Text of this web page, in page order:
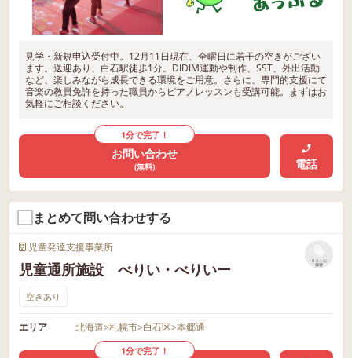
見学・新規申込受付中。12月11日現在、全曜日に若干の空きがござい
ます。送迎あり、白石駅徒歩1分。DIDIM運動や制作、SST、外出活動
など、楽しみながら成長できる環境をご用意。さらに、専門的支援にて
音楽の教員免許を持った職員からピアノレッスンも受講可能。まずはお
気軽にご相談ください。
1分で完了！
お問い合わせ
(無料) 電話
まとめて問い合わせする
児童発達支援事業所
児童通所施設 べりい・べりいー
リストに
保存
空きあり
エリア 北海道>札幌市>白石区>本郷通
1分で完了！